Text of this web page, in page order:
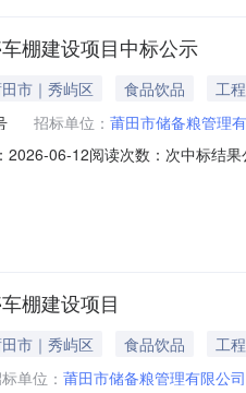
棚建设项目中标公示
市｜秀屿区 食品饮品
工程
招标单位： 莆田市储备粮管理
2026-06-12阅读次数：次中标结
审结果合格项目班子配备评审结
棚建设项目
市｜秀屿区 食品饮品
工程
单位： 莆田市储备粮管理有限公司